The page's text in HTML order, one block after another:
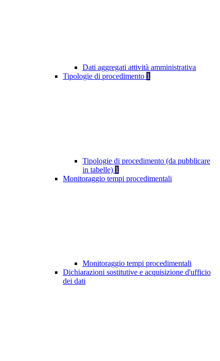
Dati aggregati attività amministrativa
Tipologie di procedimento 1
Tipologie di procedimento (da pubblicare
in tabelle) 1
Monitoraggio tempi procedimentali
Monitoraggio tempi procedimentali
Dichiarazioni sostitutive e acquisizione d'ufficio
dei dati